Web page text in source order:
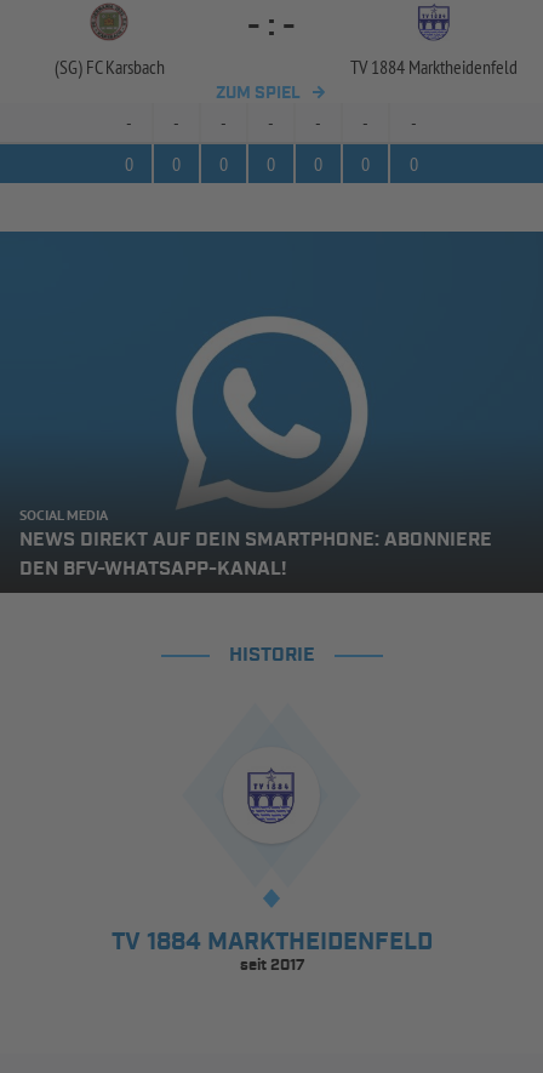
(SG) FC Karsbach
- : -
TV 1884 Marktheidenfeld
ZUM SPIEL
- - - - - -
-
0
0 0 0 0 0 0
SOCIAL MEDIA
NEWS DIREKT AUF DEIN SMARTPHONE: ABONNIERE
DEN BFV-WHATSAPP-KANAL!
HISTORIE
TV 1884 MARKTHEIDENFELD
seit 2017